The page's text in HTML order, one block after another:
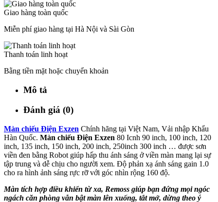
Giao hàng toàn quốc
Miễn phí giao hàng tại Hà Nội và Sài Gòn
Thanh toán linh hoạt
Bằng tiền mặt hoặc chuyển khoản
Mô tả
Đánh giá (0)
Màn chiếu Điện Exzen Chính hãng tại Việt Nam, Vải nhập Khẩu
Hàn Quốc. Màn chiếu Điện Exzen 80 Icnh 90 inch, 100 inch, 120
inch, 135 inch, 150 inch, 200 inch, 250inch 300 inch … được sơn
viền đen bằng Robot giúp hấp thu ánh sáng ở viền màn mang lại sự
tập trung và dễ chịu cho người xem. Độ phản xạ ánh sáng gain 1.0
cho ra hình ảnh sáng rực rỡ với góc nhìn rộng 160 độ.
Màn tích hợp điều khiển từ xa, Remoss giúp bạn đứng mọi ngóc
ngách căn phòng vẫn bật màn lên xuống, tắt mở, dừng theo ý